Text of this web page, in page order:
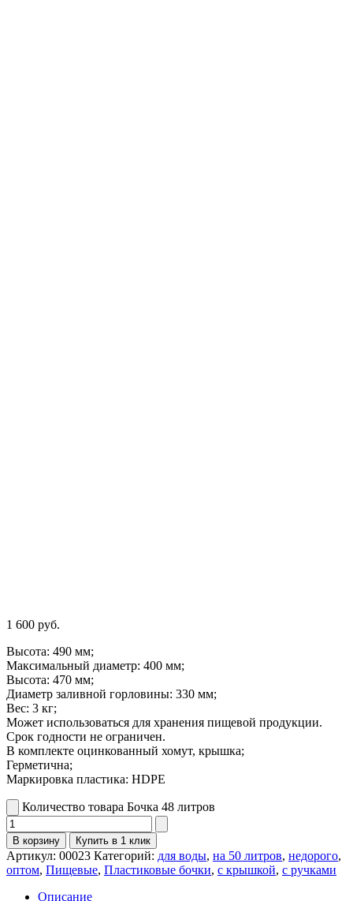
1 600 руб.
Высота: 490 мм;
Максимальный диаметр: 400 мм;
Высота: 470 мм;
Диаметр заливной горловины: 330 мм;
Вес: 3 кг;
Может использоваться для хранения пищевой продукции.
Срок годности не ограничен.
В комплекте оцинкованный хомут, крышка;
Герметична;
Маркировка пластика: HDPE
Количество товара Бочка 48 литров
В корзину Купить в 1 клик
Артикул: 00023 Категорий: для воды, на 50 литров, недорого,
оптом, Пищевые, Пластиковые бочки, с крышкой, с ручками
Описание